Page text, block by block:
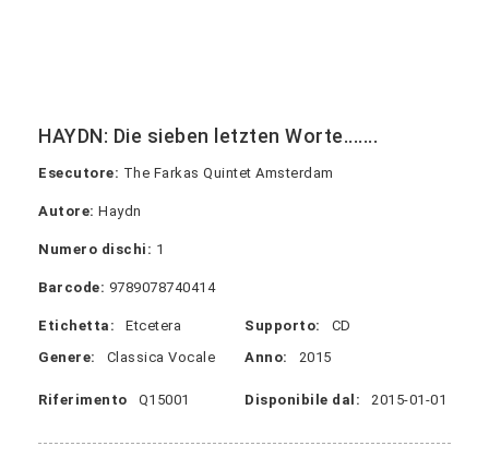
HAYDN: Die sieben letzten Worte.......
Esecutore: The Farkas Quintet Amsterdam
Autore: Haydn
Numero dischi: 1
Barcode: 9789078740414
Etichetta: Etcetera Supporto:
CD
Genere:
Classica Vocale Anno: 2015
Riferimento Q15001 Disponibile dal: 2015-01-01